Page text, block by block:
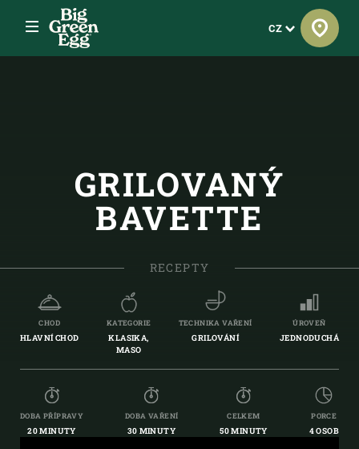
Menu Jazyk
CZ
GRILOVANÝ
BAVETTE
RECEPTY
CHOD
HLAVNÍ CHOD
KATEGORIE
KLASIKA,
MASO
TECHNIKA VAŘENÍ
GRILOVÁNÍ
ÚROVEŇ
JEDNODUCHÁ
DOBA PŘÍPRAVY
20 MINUTY
DOBA VAŘENÍ
30 MINUTY
CELKEM
50 MINUTY
PORCE
4 OSOB